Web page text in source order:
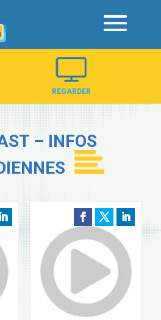
REGARDER
– INFOS